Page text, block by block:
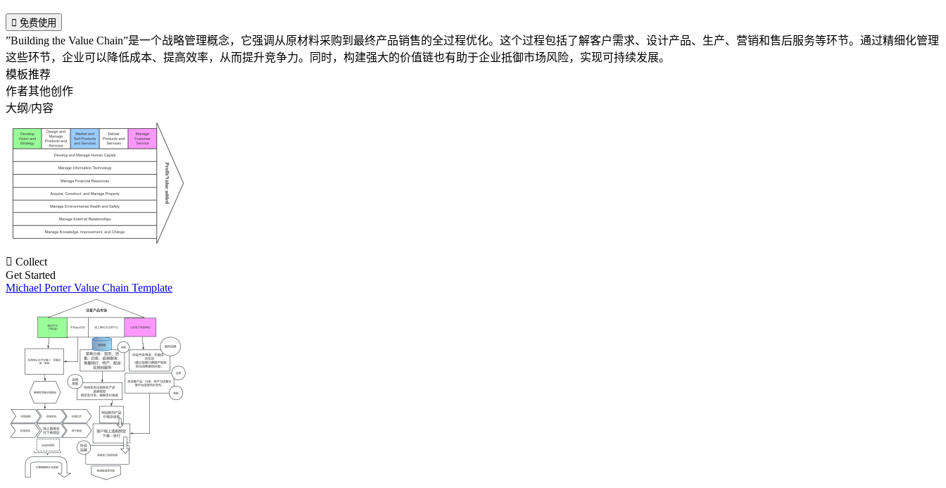
 免费使用
”Building the Value Chain”是一个战略管理概念，它强调从原材料采购到最终产品销售的全过程优化。这个过程包括了解客户需求、设计产品、生产、营销和售后服务等环节。通过精细化管理
这些环节，企业可以降低成本、提高效率，从而提升竞争力。同时，构建强大的价值链也有助于企业抵御市场风险，实现可持续发展。
模板推荐
作者其他创作
大纲/内容
 Collect
Get Started
Michael Porter Value Chain Template